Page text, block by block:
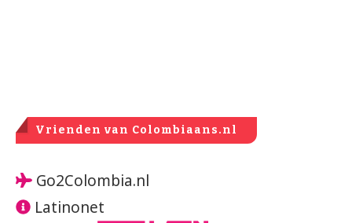
Vrienden van Colombiaans.nl
Go2Colombia.nl
Latinonet